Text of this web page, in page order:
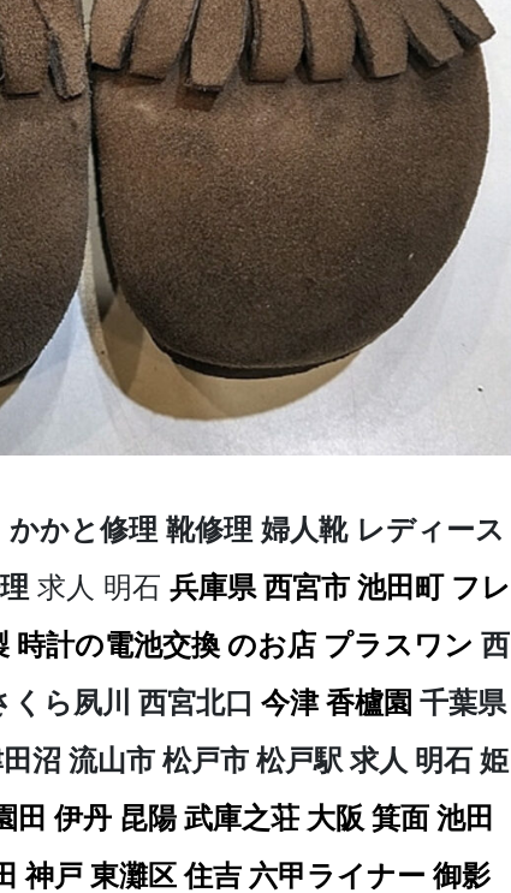
かと修理 靴修理 婦人靴 レディース
求人 明石 兵庫県 西宮市 池田町 フレ
時計の電池交換 のお店 プラスワン 西
くら夙川 西宮北口 今津 香櫨園 千葉県
沼 流山市 松戸市 松戸駅 求人 明石 姫
田 伊丹 昆陽 武庫之荘 大阪 箕面 池田
神戸 東灘区 住吉 六甲ライナー 御影